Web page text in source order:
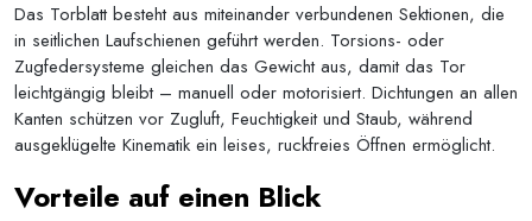
Das Torblatt besteht aus miteinander verbundenen Sektionen, die
in seitlichen Laufschienen geführt werden. Torsions- oder
Zugfedersysteme gleichen das Gewicht aus, damit das Tor
leichtgängig bleibt – manuell oder motorisiert. Dichtungen an allen
Kanten schützen vor Zugluft, Feuchtigkeit und Staub, während
ausgeklügelte Kinematik ein leises, ruckfreies Öffnen ermöglicht.
Vorteile auf einen Blick